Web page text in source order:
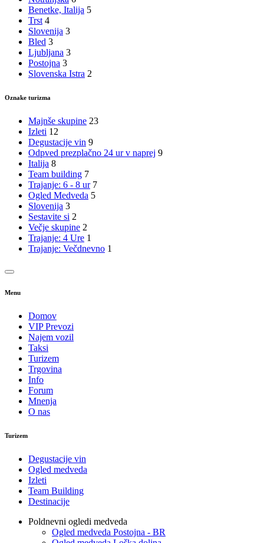
Benetke, Italija 5
Trst 4
Slovenija 3
Bled 3
Ljubljana 3
Postojna 3
Slovenska Istra 2
Oznake turizma
Majnše skupine 23
Izleti 12
Degustacije vin 9
Odpved prezplačno 24 ur v naprej 9
Italija 8
Team building 7
Trajanje: 6 - 8 ur 7
Ogled Medveda 5
Slovenija 3
Sestavite si 2
Večje skupine 2
Trajanje: 4 Ure 1
Trajanje: Večdnevno 1
Menu
Domov
VIP Prevozi
Najem vozil
Taksi
Turizem
Trgovina
Info
Forum
Mnenja
O nas
Turizem
Degustacije vin
Ogled medveda
Izleti
Team Building
Destinacije
Poldnevni ogledi medveda
Ogled medveda Postojna - BR